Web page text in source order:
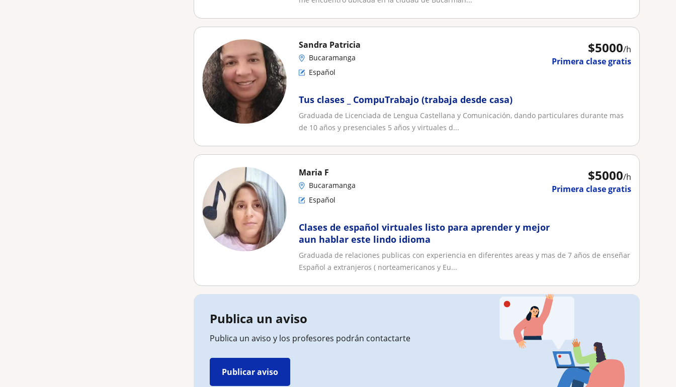
$5000/h
Primera clase gratis
Sandra Patricia
Bucaramanga
Español
Tus clases _ CompuTrabajo (trabaja desde casa)
Graduada de Licenciada de Lengua Castellana y Comunicación, dando particulares durante mas
de 10 años y presenciales 5 años y virtuales d...
$5000/h
Primera clase gratis
Maria F
Bucaramanga
Español
Clases de español virtuales listo para aprender y mejor
aun hablar este lindo idioma
Graduada de relaciones publicas con experiencia en diferentes areas y mas de 7 años de enseñar
Español a extranjeros ( norteamericanos y Eu...
Publica un aviso
Publica un aviso y los profesores podrán contactarte
Publicar aviso